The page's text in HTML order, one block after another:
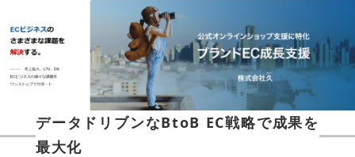
データドリブンなBtoB EC戦略で成果を
最大化